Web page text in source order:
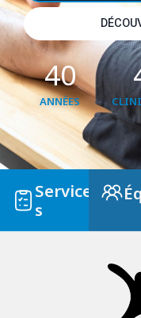
ANNÉES
40
Service
s